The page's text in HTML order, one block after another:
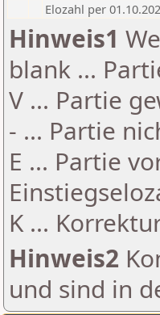
Elozahl per
Hinweis1
blank ...
V ... Partie
- ... Partie
E ... Partie
K ...
Hinweis2
und sind in